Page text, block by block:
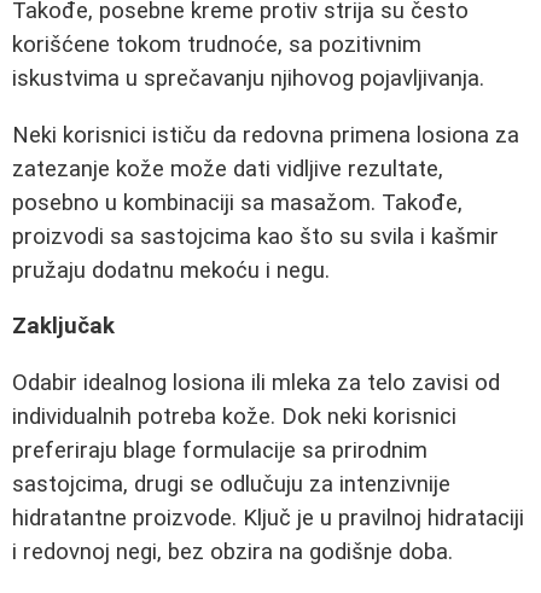
Takođe, posebne kreme protiv strija su često
korišćene tokom trudnoće, sa pozitivnim
iskustvima u sprečavanju njihovog pojavljivanja.
Neki korisnici ističu da redovna primena losiona za
zatezanje kože može dati vidljive rezultate,
posebno u kombinaciji sa masažom. Takođe,
proizvodi sa sastojcima kao što su svila i kašmir
pružaju dodatnu mekoću i negu.
Zaključak
Odabir idealnog losiona ili mleka za telo zavisi od
individualnih potreba kože. Dok neki korisnici
preferiraju blage formulacije sa prirodnim
sastojcima, drugi se odlučuju za intenzivnije
hidratantne proizvode. Ključ je u pravilnoj hidrataciji
i redovnoj negi, bez obzira na godišnje doba.